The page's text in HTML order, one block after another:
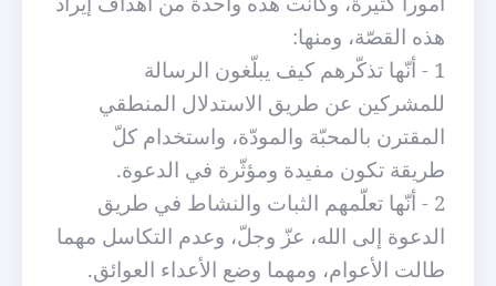
هذه القصّة، ومنها:
1 - أنّها تذكّرهم كيف يبلّغون الرسالة
للمشركين عن طريق الاستدلال المنطقي
المقترن بالمحبّة والمودّة، واستخدام كلّ
طريقة تكون مفيدة ومؤثّرة في الدعوة.
2 - أنّها تعلّمهم الثبات والنشاط في طريق
الدعوة إلى الله، عزّ وجلّ، وعدم التكاسل مهما
طالت الأعوام، ومهما وضع الأعداء العوائق.